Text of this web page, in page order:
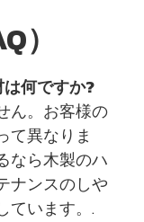
）
何ですか?
ん。お客様の
て異なりま
なら木製のハ
ナンスのしや
ています。.